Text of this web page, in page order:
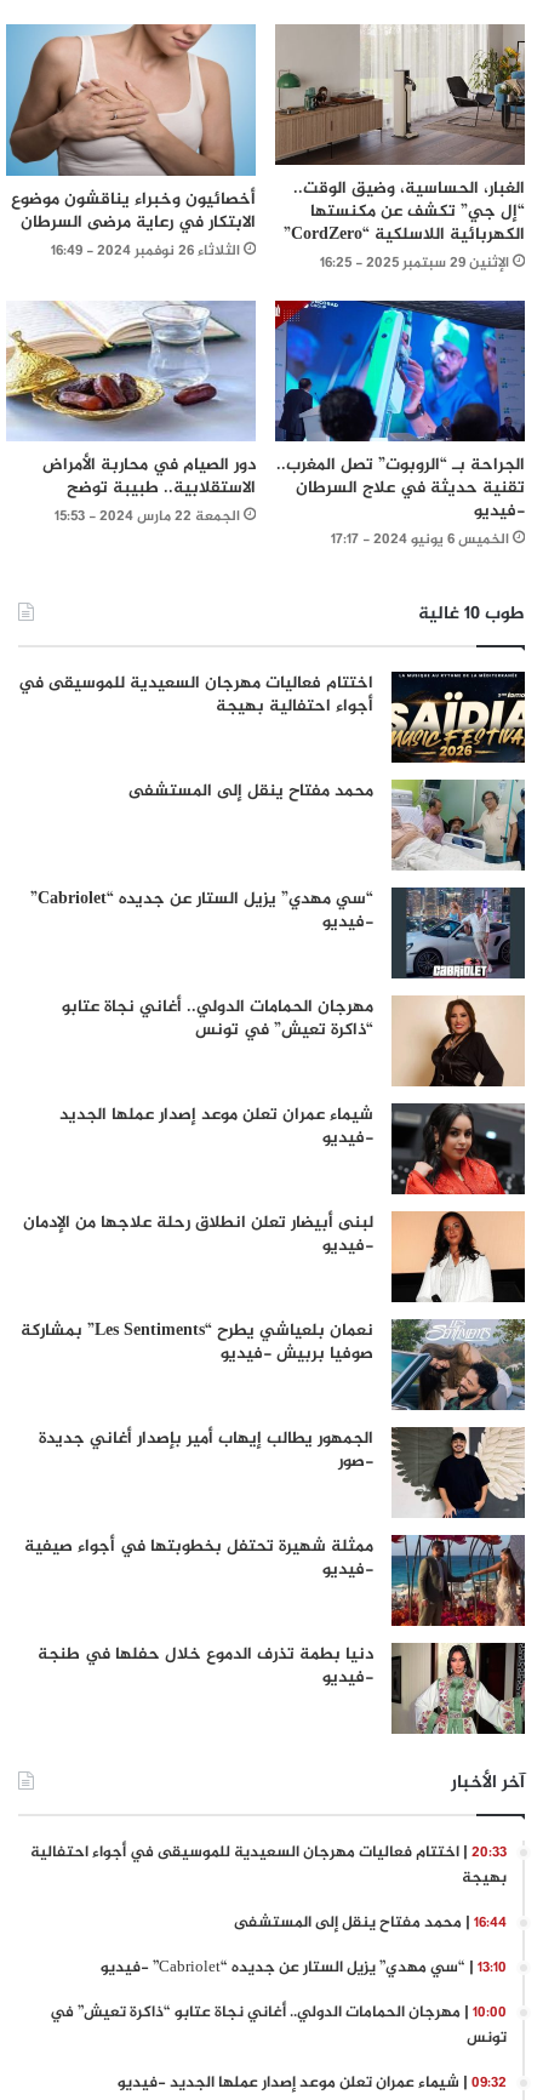
الغبار، الحساسية، وضيق الوقت..
“إل جي” تكشف عن مكنستها
الكهربائية اللاسلكية “CordZero”
الإثنين 29 سبتمبر 2025 - 16:25
أخصائيون وخبراء يناقشون موضوع
الابتكار في رعاية مرضى السرطان
الثلاثاء 26 نوفمبر 2024 - 16:49
الجراحة بـ “الروبوت” تصل المغرب..
تقنية حديثة في علاج السرطان
-فيديو
الخميس 6 يونيو 2024 - 17:17
دور الصيام في محاربة الأمراض
الاستقلابية.. طبيبة توضح
الجمعة 22 مارس 2024 - 15:53
طوب 10 غالية
اختتام فعاليات مهرجان السعيدية للموسيقى في
أجواء احتفالية بهيجة
محمد مفتاح ينقل إلى المستشفى
“سي مهدي” يزيل الستار عن جديده “Cabriolet”
-فيديو
مهرجان الحمامات الدولي.. أغاني نجاة عتابو
“ذاكرة تعيش” في تونس
شيماء عمران تعلن موعد إصدار عملها الجديد
-فيديو
لبنى أبيضار تعلن انطلاق رحلة علاجها من الإدمان
-فيديو
نعمان بلعياشي يطرح “Les Sentiments” بمشاركة
صوفيا بربيش -فيديو
الجمهور يطالب إيهاب أمير بإصدار أغاني جديدة
-صور
ممثلة شهيرة تحتفل بخطوبتها في أجواء صيفية
-فيديو
دنيا بطمة تذرف الدموع خلال حفلها في طنجة
-فيديو
آخر الأخبار
20:33 | اختتام فعاليات مهرجان السعيدية للموسيقى في أجواء احتفالية
بهيجة
16:44 | محمد مفتاح ينقل إلى المستشفى
13:10 | “سي مهدي” يزيل الستار عن جديده “Cabriolet” -فيديو
10:00 | مهرجان الحمامات الدولي.. أغاني نجاة عتابو “ذاكرة تعيش” في
تونس
09:32 | شيماء عمران تعلن موعد إصدار عملها الجديد -فيديو